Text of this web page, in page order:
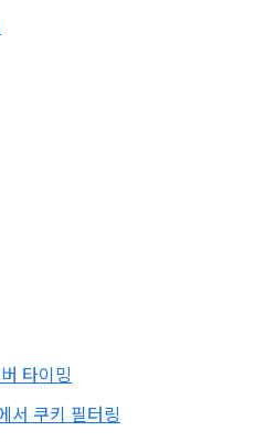
타이밍
서 쿠키 필터링